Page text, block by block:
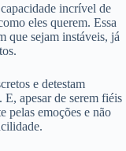
incrível de
eles querem. Essa
que sejam instáveis, já
e detestam
E, apesar de serem fiéis
pelas emoções e não